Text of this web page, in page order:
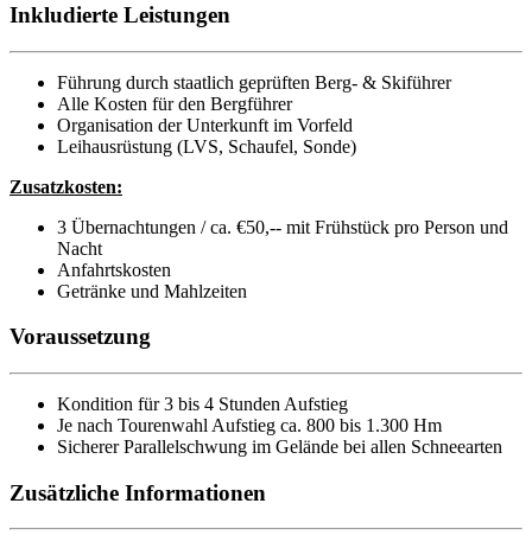
Inkludierte Leistungen
Führung durch staatlich geprüften Berg- & Skiführer
Alle Kosten für den Bergführer
Organisation der Unterkunft im Vorfeld
Leihausrüstung (LVS, Schaufel, Sonde)
Zusatzkosten:
3 Übernachtungen / ca. €50,-- mit Frühstück pro Person und
Nacht
Anfahrtskosten
Getränke und Mahlzeiten
Voraussetzung
Kondition für 3 bis 4 Stunden Aufstieg
Je nach Tourenwahl Aufstieg ca. 800 bis 1.300 Hm
Sicherer Parallelschwung im Gelände bei allen Schneearten
Zusätzliche Informationen